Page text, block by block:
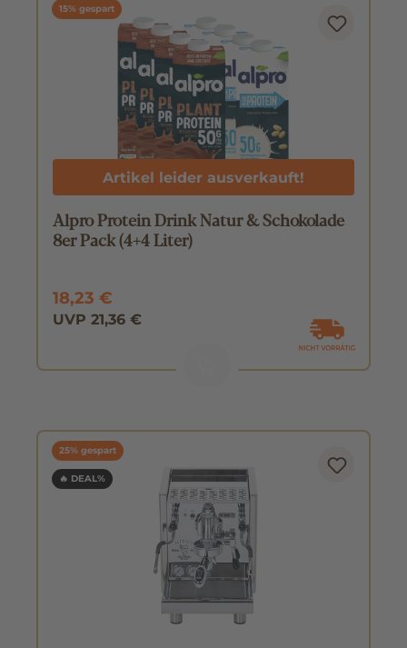
15% gespart
Artikel leider ausverkauft!
Alpro Protein Drink Natur & Schokolade
8er Pack (4+4 Liter)
18,23 €
UVP 21,36 €
25% gespart
🔥 DEAL%